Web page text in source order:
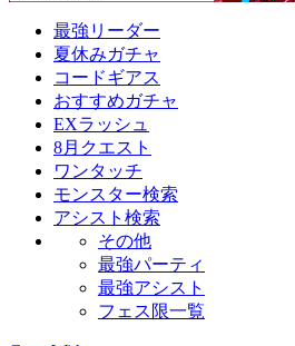
最強リーダー
夏休みガチャ
コードギアス
おすすめガチャ
EXラッシュ
8月クエスト
ワンタッチ
モンスター検索
アシスト検索
その他
最強パーティ
最強アシスト
フェス限一覧